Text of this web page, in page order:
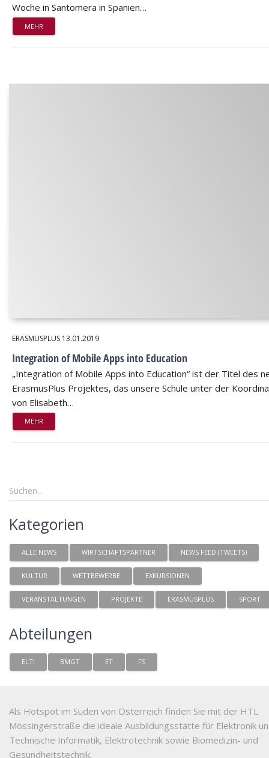
Woche in Santomera in Spanien…
MEHR
ERASMUSPLUS 13.01.2019
Integration of Mobile Apps into Education
„Integration of Mobile Apps into Education“ ist der Titel des
ErasmusPlus Projektes, das unsere Schule unter der
von Elisabeth…
MEHR
Kategorien
ALLE NEWS WIRTSCHAFTSPARTNER NEWS FEED (TWEETS)
KULTUR WETTBEWERBE EXKURSIONEN
VERANSTALTUNGEN PROJEKTE ERASMUSPLUS SPORT
Abteilungen
ELTI BMGT ET FS
Als Hotspot im Süden von Österreich finden Sie mit der HTL
Mössingerstraße die ideale Ausbildungsstätte für Elektronik
Technische Informatik, Elektrotechnik sowie Biomedizin- und
Gesundheitstechnik.